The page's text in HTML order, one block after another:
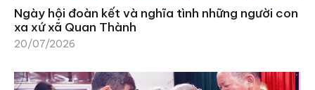
Ngày hội đoàn kết và nghĩa tình những người con
xa xứ xã Quan Thành
20/07/2026